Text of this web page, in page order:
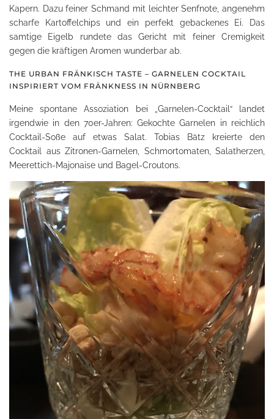
Kapern. Dazu feiner Schmand mit leichter Senfnote, angenehm
scharfe Kartoffelchips und ein perfekt gebackenes Ei. Das
samtige Eigelb rundete das Gericht mit feiner Cremigkeit
gegen die kräftigen Aromen wunderbar ab.
THE URBAN FRÄNKISCH TASTE – GARNELEN COCKTAIL
INSPIRIERT VOM FRÄNKNESS IN NÜRNBERG
Meine spontane Assoziation bei „Garnelen-Cocktail“ landet
irgendwie in den 70er-Jahren: Gekochte Garnelen in reichlich
Cocktail-Soße auf etwas Salat. Tobias Bätz kreierte den
Cocktail aus Zitronen-Garnelen, Schmortomaten, Salatherzen,
Meerettich-Majonaise und Bagel-Croutons.